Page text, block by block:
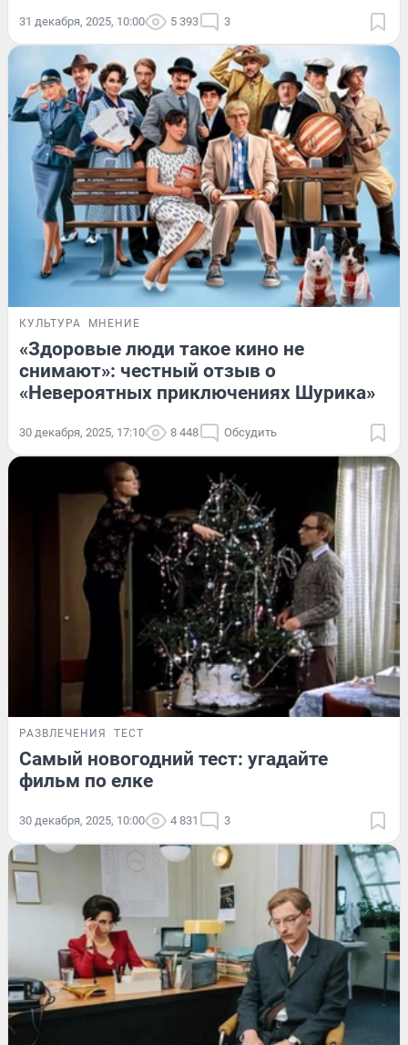
31 декабря, 2025, 10:00 5 393 3
КУЛЬТУРА МНЕНИЕ
«Здоровые люди такое кино не
снимают»: честный отзыв о
«Невероятных приключениях Шурика»
30 декабря, 2025, 17:10 8 448 Обсудить
РАЗВЛЕЧЕНИЯ ТЕСТ
Самый новогодний тест: угадайте
фильм по елке
30 декабря, 2025, 10:00 4 831 3